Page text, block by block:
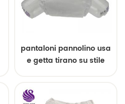
pantaloni pannolino usa
e getta tirano su stile